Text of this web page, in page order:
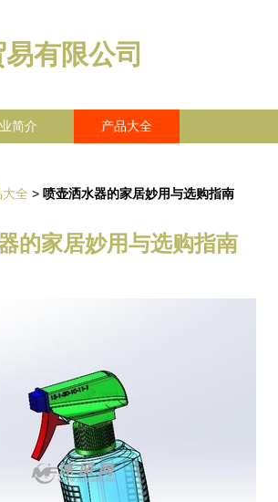
有限公司
简介 产品大全
大全 > 喷壶洒水器的家居妙用与选购指南
的家居妙用与选购指南